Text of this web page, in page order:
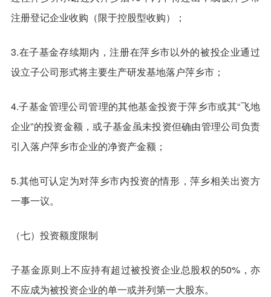
注册登记企业收购（限于控股型收购）；
3.在子基金存续期内，注册在萍乡市以外的被投企业通过
设立子公司形式将主要生产研发基地落户萍乡市；
4.子基金管理公司管理的其他基金投资于萍乡市或其“飞地
企业”的投资金额，或子基金虽未投资但确由管理公司负责
引入落户萍乡市企业的净资产金额；
5.其他可认定为对萍乡市内投资的情形，萍乡相关出资方
一事一议。
（七）投资额度限制
子基金原则上不应持有超过被投资企业总股权的50%，亦
不应成为被投资企业的单一或并列第一大股东。